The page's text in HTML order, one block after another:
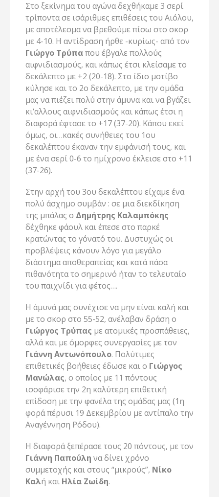
Στο ξεκίνημα του αγώνα δεχθήκαμε 3 σερί
τρίποντα σε ισάριθμες επιθέσεις του Αιόλου,
με αποτέλεσμα να βρεθούμε πίσω στο σκορ
με 4-10. Η αντίδραση ήρθε -κυρίως- από τον
Γιώργο Τρύπαπου έβγαλε πολλούς
αιφνιδιασμούς, και κάπως έτσι κλείσαμε το
δεκάλεπτο με +2 (20-18). Στο ίδιο μοτίβο
κύλησε και το 2ο δεκάλεπτο, με την ομάδα
μας να πιέζει πολύ στην άμυνα και να βγάζει
κι’αλλους αιφνιδιασμούς και κάπως έτσι η
διαφορά έφτασε το +17 (37-20). Κάπου εκεί
όμως, οι…κακές συνήθειες του 1ου
δεκαλέπτου έκαναν την εμφάνισή τους, και
με ένα σερί 0-6 το ημίχρονο έκλεισε στο +11
(37-26).
Στην αρχή του 3ου δεκαλέπτου είχαμε ένα
πολύ άσχημο συμβάν : σε μια διεκδίκηση
της μπάλας ο Δημήτρης Καλαμπόκης
δέχθηκε φάουλ και έπεσε στο παρκέ
κρατώντας το γόνατό του. Δυστυχώς οι
προβλέψεις κάνουν λόγο για μεγάλο
διάστημα αποθεραπείας και κατά πάσα
πιθανότητα το σημερινό ήταν το τελευταίο
του παιχνίδι για φέτος….
Η άμυνά μας συνέχισε να μην είναι καλή και
με το σκορ στο 55-52, ανέλαβαν δράση ο
Γιώργος Τρύπας με ατομικές προσπάθειες,
αλλά και με όμορφες συνεργασίες με τον
Γιάννη Αντωνόπουλο. Πολύτιμες
επιθετικές βοήθειες έδωσε και ο Γιώργος
Μανώλας, ο οποίος με 11 πόντους
ισοφάρισε την 2η καλύτερη επιθετική
επίδοση με την φανέλα της ομάδας μας (1η
φορά πέρυσι 19 Δεκεμβρίου με αντίπαλο την
Αναγέννηση Ρόδου).
Η διαφορά ξεπέρασε τους 20 πόντους, με τον
Γιάννη Παπούλη να δίνει χρόνο
συμμετοχής και στους “μικρούς”, Νίκο
Καλή καιΗλία Ζωίδη.